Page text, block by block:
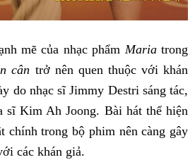
mẽ của nhạc phẩm Mariatrong
cân trở nên quen thuộc với khán
do nhạc sĩ Jimmy Destri sáng tác,
sĩ Kim Ah Joong. Bài hát thể hiện
chính trong bộ phim nên càng gây
các khán giả.